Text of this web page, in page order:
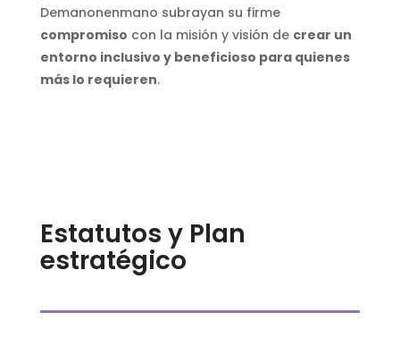
Demanonenmano subrayan su firme
compromiso con la misión y visión de crear un
entorno inclusivo y beneficioso para quienes
más lo requieren.
Estatutos y Plan
estratégico